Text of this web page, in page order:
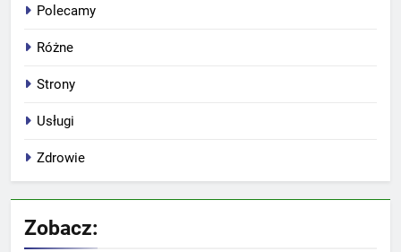
Polecamy
Różne
Strony
Usługi
Zdrowie
Zobacz: